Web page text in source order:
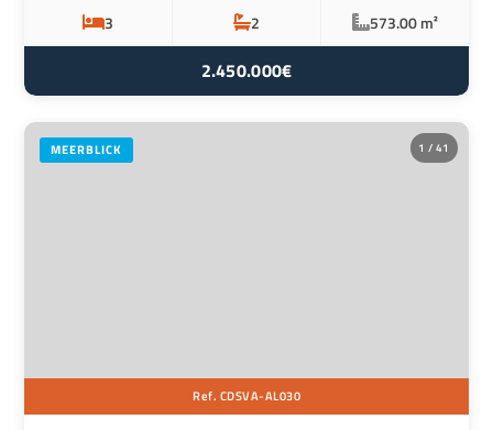
3
2 573.00 m²
2.450.000€
1 / 41
MEERBLICK
Ref. CDSVA-AL030